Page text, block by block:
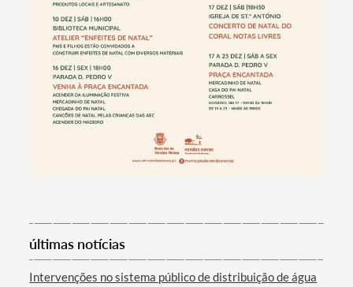
Categorias gerais
últimas notícias
Intervenções no sistema público de distribuição de água